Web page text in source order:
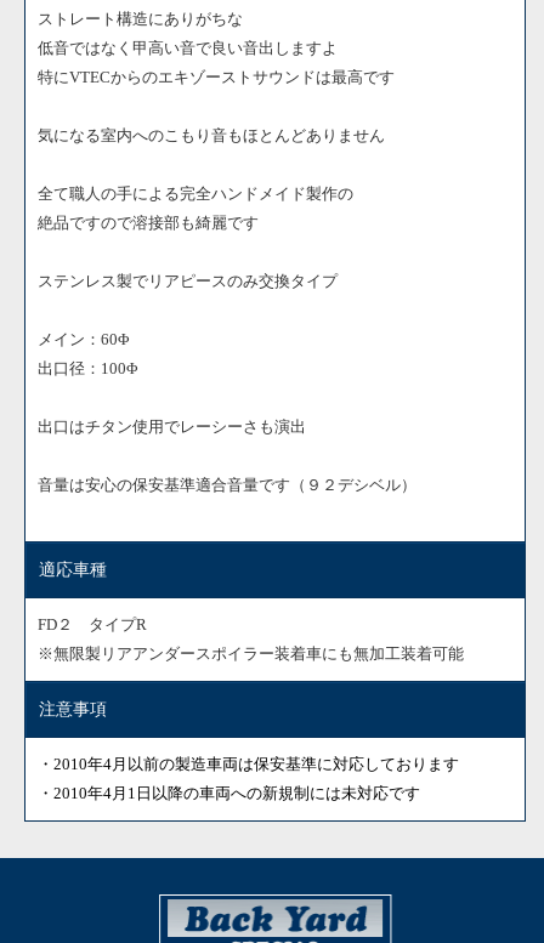
ストレート構造にありがちな
低音ではなく甲高い音で良い音出しますよ
特にVTECからのエキゾーストサウンドは最高です
気になる室内へのこもり音もほとんどありません
全て職人の手による完全ハンドメイド製作の
絶品ですので溶接部も綺麗です
ステンレス製でリアピースのみ交換タイプ
メイン：60Φ
出口径：100Φ
出口はチタン使用でレーシーさも演出
音量は安心の保安基準適合音量です（９２デシベル）
適応車種
FD２ タイプR
※無限製リアアンダースポイラー装着車にも無加工装着可能
注意事項
・2010年4月以前の製造車両は保安基準に対応しております
・2010年4月1日以降の車両への新規制には未対応です